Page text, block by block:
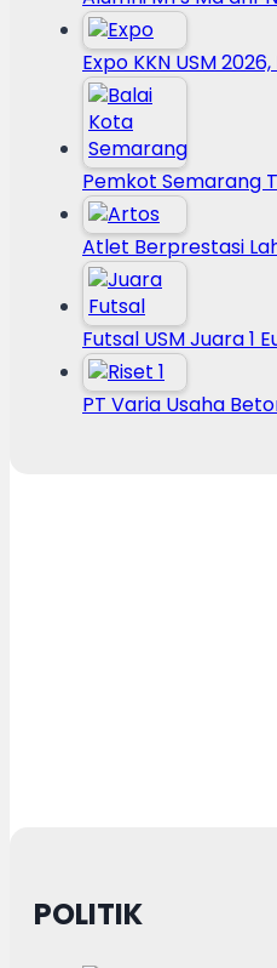
Expo KKN USM
Pemkot Semarang
Atlet Berprestasi
Futsal USM Juara 1
PT Varia Usaha
POLITIK